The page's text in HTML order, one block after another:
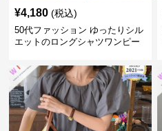
¥4,180 (税込)
50代ファッション ゆったりシル
エットのロングシャツワンピー